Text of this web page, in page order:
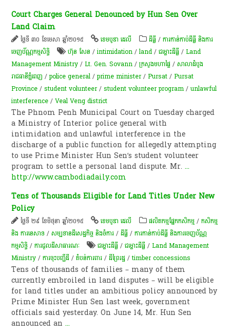
Court Charges General Denounced by Hun Sen Over
Land Claim
ថ្ងៃទី ៣០ ខែមេសា ឆ្នាំ២០១៥ ខេមបូឌា ដេលី ដីធ្លី /ការកាន់កាប់​ដីធ្លី និង​ការ
ចេញ​ប័ណ្ណកម្មសិទ្ធិ​
ហ៊ុន សែន /intimidation /land /ជម្លោះ​ដីធ្លី /Land
Management Ministry /Lt. Gen. Sovann /ក្រសួងមហាផ្ទៃ /សាលាដំបូង
រាជធានីភ្នំពេញ /police general /prime minister/Pursat /Pursat
Province /student volunteer/student volunteer program /unlawful
interference /Veal Veng district
The Phnom Penh Municipal Court on Tuesday charged
a Ministry of Interior police general with
intimidation and unlawful interference in the
discharge of a public function for allegedly attempting
to use Prime Minister Hun Sen’s student volunteer
program to settle a personal land dispute. Mr....
http://www.cambodiadaily.com
Tens of Thousands Eligible for Land Titles Under New
Policy
ថ្ងៃទី ២៩ ខែមិថុនា ឆ្នាំ២០១៥ ខេមបូឌា ដេលី ​ផលិតកម្ម​ផ្នែក​កសិកម្ម​ /កសិកម្ម​
និង​ ការ​នេ​សាទ​ /សម្បទានដីសេដ្ឋកិច្ច និងចំការ /ដីធ្លី /ការកាន់កាប់​ដីធ្លី និង​ការចេញ​ប័ណ្ណ
កម្មសិទ្ធិ​ /ការជួលដីសាធារណៈ ជម្លោះ​ដីធ្លី /ជម្លោះ​ដីធ្លី /Land Management
Ministry /ការចុះបញ្ជីដី /តំបន់​ការពារ /ដី​ព្រៃ​រដ្ឋ /timber concessions
Tens of thousands of families – many of them
currently embroiled in land disputes – will be eligible
for land titles under an ambitious policy announced by
Prime Minister Hun Sen last week, government
officials said yesterday. On June 14, Mr. Hun Sen
announced an...